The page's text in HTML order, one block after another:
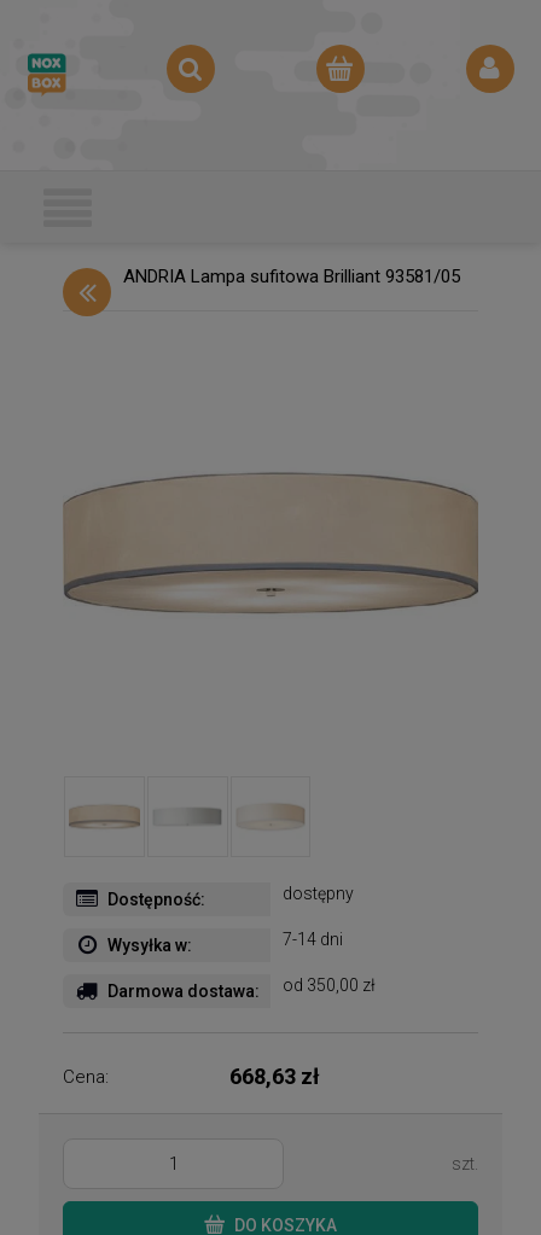
ANDRIA Lampa sufitowa Brilliant 93581/05
Dostępność: dostępny
Wysyłka w: 7-14 dni
Darmowa dostawa: od 350,00 zł
Cena: 668,63 zł
szt.
DO KOSZYKA